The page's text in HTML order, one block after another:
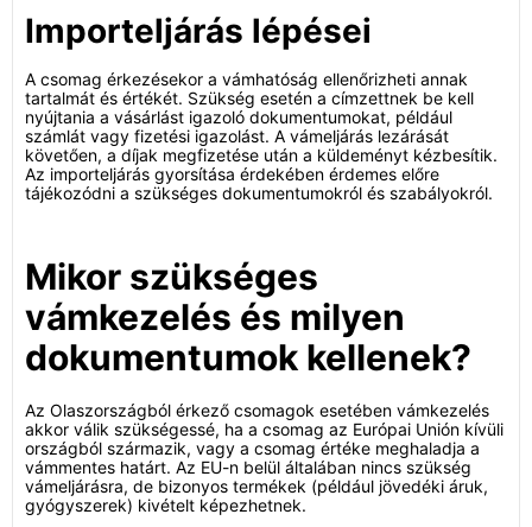
Importeljárás lépései
A csomag érkezésekor a vámhatóság ellenőrizheti annak
tartalmát és értékét. Szükség esetén a címzettnek be kell
nyújtania a vásárlást igazoló dokumentumokat, például
számlát vagy fizetési igazolást. A vámeljárás lezárását
követően, a díjak megfizetése után a küldeményt kézbesítik.
Az importeljárás gyorsítása érdekében érdemes előre
tájékozódni a szükséges dokumentumokról és szabályokról.
Mikor szükséges
vámkezelés és milyen
dokumentumok kellenek?
Az Olaszországból érkező csomagok esetében vámkezelés
akkor válik szükségessé, ha a csomag az Európai Unión kívüli
országból származik, vagy a csomag értéke meghaladja a
vámmentes határt. Az EU-n belül általában nincs szükség
vámeljárásra, de bizonyos termékek (például jövedéki áruk,
gyógyszerek) kivételt képezhetnek.